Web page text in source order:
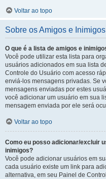
Voltar ao topo
Sobre os Amigos e Inimigos
O que é a lista de amigos e
Você pode utilizar esta lista para
usuários adicionados em sua lista
Controle do Usuário com acesso
enviá-los mensagens privadas. Se
mensagens enviadas por estes
você adicionar um usuário em sua
mensagem enviada por ele será
Voltar ao topo
Como eu posso adicionar/excluir
inimigos?
Você pode adicionar usuários em
cada usuário existe um link para
alternativa, em seu Painel de